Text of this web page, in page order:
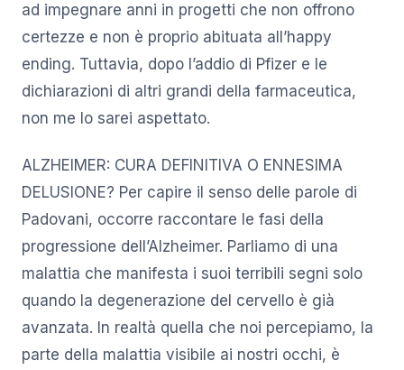
ad impegnare anni in progetti che non offrono
certezze e non è proprio abituata all’happy
ending. Tuttavia, dopo l’addio di Pfizer e le
dichiarazioni di altri grandi della farmaceutica,
non me lo sarei aspettato.
ALZHEIMER: CURA DEFINITIVA O ENNESIMA
DELUSIONE? Per capire il senso delle parole di
Padovani, occorre raccontare le fasi della
progressione dell’Alzheimer. Parliamo di una
malattia che manifesta i suoi terribili segni solo
quando la degenerazione del cervello è già
avanzata. In realtà quella che noi percepiamo, la
parte della malattia visibile ai nostri occhi, è